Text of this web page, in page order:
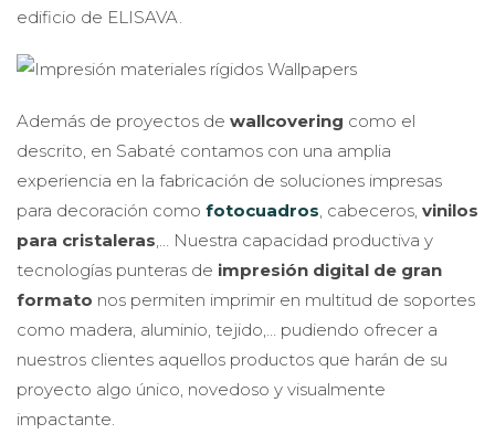
edificio de ELISAVA.
Además de proyectos de wallcovering como el
descrito, en Sabaté contamos con una amplia
experiencia en la fabricación de soluciones impresas
para decoración como fotocuadros, cabeceros, vinilos
para cristaleras,… Nuestra capacidad productiva y
tecnologías punteras de impresión digital de gran
formato nos permiten imprimir en multitud de soportes
como madera, aluminio, tejido,… pudiendo ofrecer a
nuestros clientes aquellos productos que harán de su
proyecto algo único, novedoso y visualmente
impactante.